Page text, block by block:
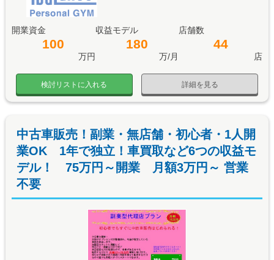
開業資金
100
万円
収益モデル
180
万/月
店舗数
44
店
詳細を見る
検討リストに入れる
中古車販売！副業・無店舗・初心者・1人開
業OK 1年で独立！車買取など6つの収益モ
デル！ 75万円～開業 月額3万円～ 営業
不要